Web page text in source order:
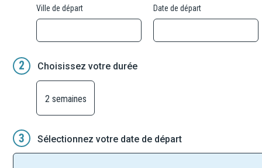
Ville de départ Date de départ
2 Choisissez votre durée
2 semaines
3 Sélectionnez votre date de départ